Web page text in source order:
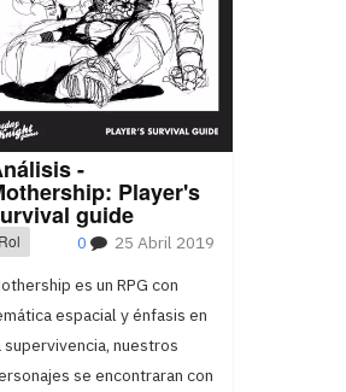
-
Player's
guide
Rol 25 Abril 2019
0
es un RPG con
espacial y énfasis en
supervivencia, nuestros
se encontraran con